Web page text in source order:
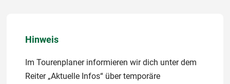
Hinweis
Im Tourenplaner informieren wir dich unter dem
Reiter „Aktuelle Infos“ über temporäre